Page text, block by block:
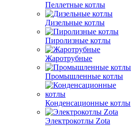
Пеллетные котлы
Дизельные котлы
Пиролизные котлы
Жаротрубные
Промышленные котлы
Конденсационные котлы
Электрокотлы Zota